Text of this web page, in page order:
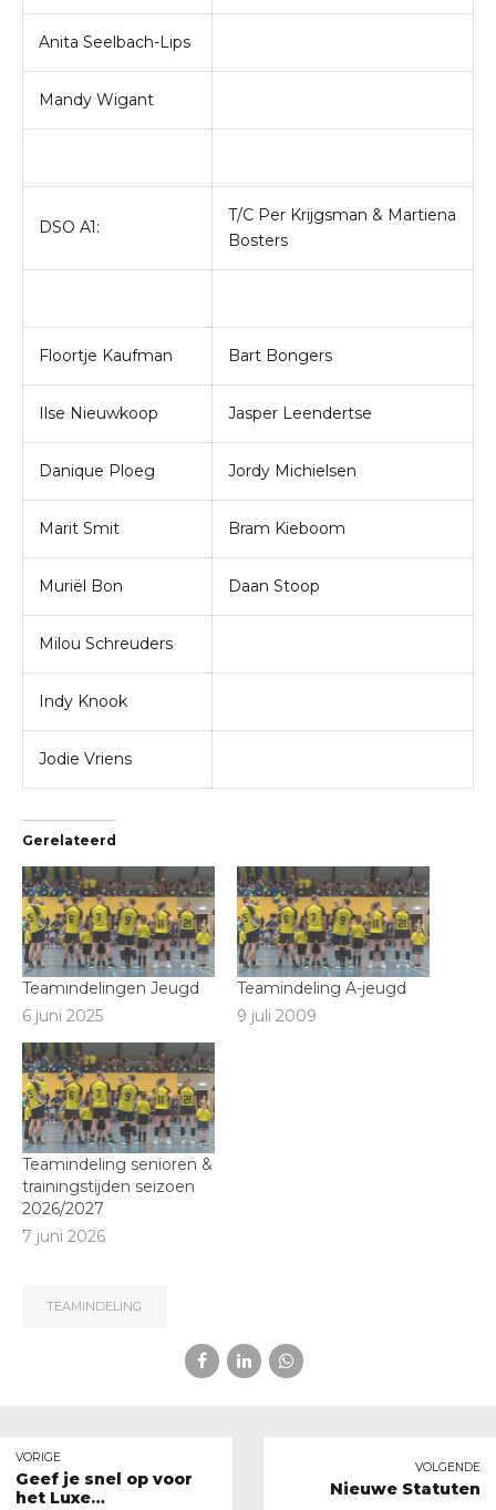
Anita Seelbach-Lips
Mandy Wigant
DSO A1:
T/C Per Krijgsman & Martiena
Bosters
Floortje Kaufman Bart Bongers
Ilse Nieuwkoop Jasper Leendertse
Danique Ploeg Jordy Michielsen
Marit Smit Bram Kieboom
Muriël Bon Daan Stoop
Milou Schreuders
Indy Knook
Jodie Vriens
Gerelateerd
Teamindelingen Jeugd
6 juni 2025
Teamindeling A-jeugd
9 juli 2009
Teamindeling senioren &
trainingstijden seizoen
2026/2027
7 juni 2026
TEAMINDELING
VORIGE
Geef je snel op voor
het Luxe
VOLGENDE
Nieuwe Statuten